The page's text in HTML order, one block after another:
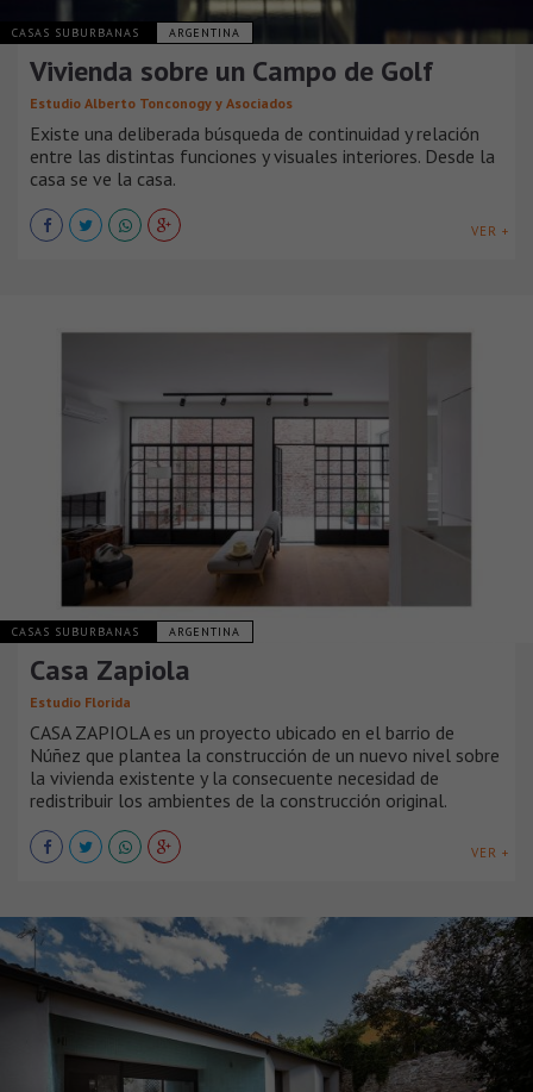
CASAS SUBURBANAS ARGENTINA
Vivienda sobre un Campo de Golf
Estudio Alberto Tonconogy y Asociados
Existe una deliberada búsqueda de continuidad y relación
entre las distintas funciones y visuales interiores. Desde la
casa se ve la casa.
VER +
CASAS SUBURBANAS ARGENTINA
Casa Zapiola
Estudio Florida
CASA ZAPIOLA es un proyecto ubicado en el barrio de
Núñez que plantea la construcción de un nuevo nivel sobre
la vivienda existente y la consecuente necesidad de
redistribuir los ambientes de la construcción original.
VER +